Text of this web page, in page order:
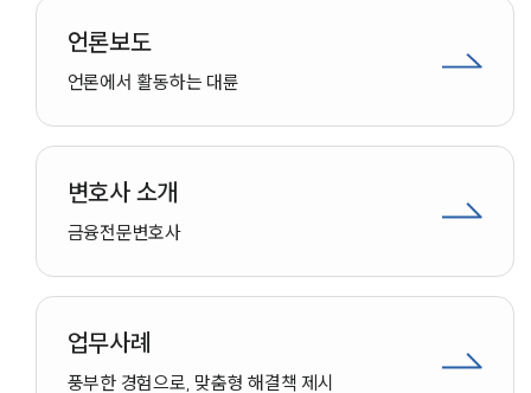
만화로 보는 사례
언론보도
언론에서 활동하는 대륜
변호사 소개
금융전문변호사
업무사례
풍부한 경험으로, 맞춤형 해결책 제시